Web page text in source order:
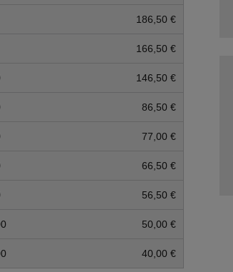
186,50 €
166,50 €
146,50 €
86,50 €
77,00 €
66,50 €
56,50 €
50,00 €
40,00 €